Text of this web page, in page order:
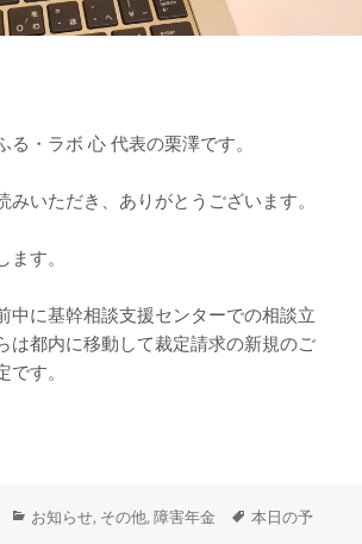
る・ラボ 心 代表の栗澤です。
みいただき、ありがとうございます。
ます。
中に基幹相談支援センターでの相談立
は都内に移動して裁定請求の新規のご
です。
カ
お知らせ, その他,障害年金
タ
本日の予